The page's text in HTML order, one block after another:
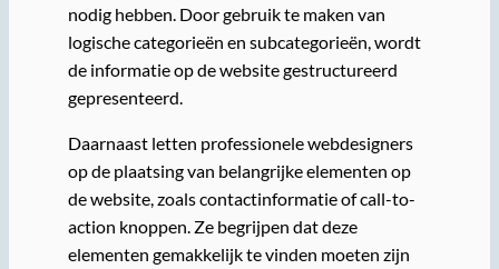
nodig hebben. Door gebruik te maken van
logische categorieën en subcategorieën, wordt
de informatie op de website gestructureerd
gepresenteerd.
Daarnaast letten professionele webdesigners
op de plaatsing van belangrijke elementen op
de website, zoals contactinformatie of call-to-
action knoppen. Ze begrijpen dat deze
elementen gemakkelijk te vinden moeten zijn